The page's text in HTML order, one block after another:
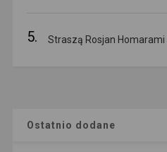
5. Straszą Rosjan Homarami
Ostatnio dodane